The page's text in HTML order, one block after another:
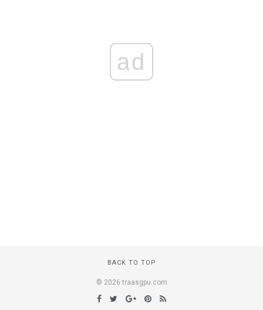
ad
BACK TO TOP
© 2026 traasgpu.com